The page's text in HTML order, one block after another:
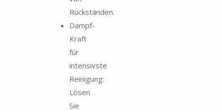
Rückständen.
Dampf-
Kraft
für
intensivste
Reinigung:
Lösen
Sie